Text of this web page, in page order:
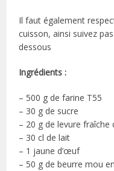
Il faut également
cuisson, ainsi suivez
dessous
Ingrédients :
– 500 g de farine T55
– 30 g de sucre
– 20 g de levure fraîche
– 30 cl de lait
– 1 jaune d’œuf
– 50 g de beurre mou